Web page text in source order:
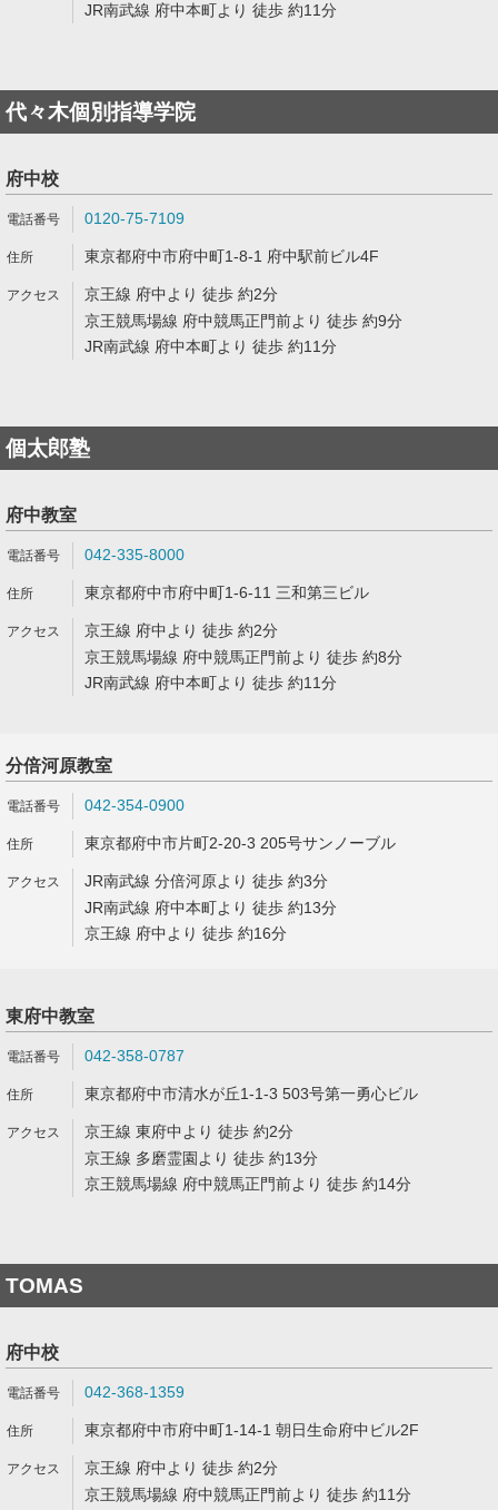
JR南武線 府中本町より 徒歩 約11分
代々木個別指導学院
府中校
0120-75-7109
東京都府中市府中町1-8-1 府中駅前ビル4F
京王線 府中より 徒歩 約2分
京王競馬場線 府中競馬正門前より 徒歩 約9分
JR南武線 府中本町より 徒歩 約11分
個太郎塾
府中教室
042-335-8000
東京都府中市府中町1-6-11 三和第三ビル
京王線 府中より 徒歩 約2分
京王競馬場線 府中競馬正門前より 徒歩 約8分
JR南武線 府中本町より 徒歩 約11分
分倍河原教室
042-354-0900
東京都府中市片町2-20-3 205号サンノーブル
JR南武線 分倍河原より 徒歩 約3分
JR南武線 府中本町より 徒歩 約13分
京王線 府中より 徒歩 約16分
東府中教室
042-358-0787
東京都府中市清水が丘1-1-3 503号第一勇心ビル
京王線 東府中より 徒歩 約2分
京王線 多磨霊園より 徒歩 約13分
京王競馬場線 府中競馬正門前より 徒歩 約14分
TOMAS
府中校
042-368-1359
東京都府中市府中町1-14-1 朝日生命府中ビル2F
京王線 府中より 徒歩 約2分
京王競馬場線 府中競馬正門前より 徒歩 約11分